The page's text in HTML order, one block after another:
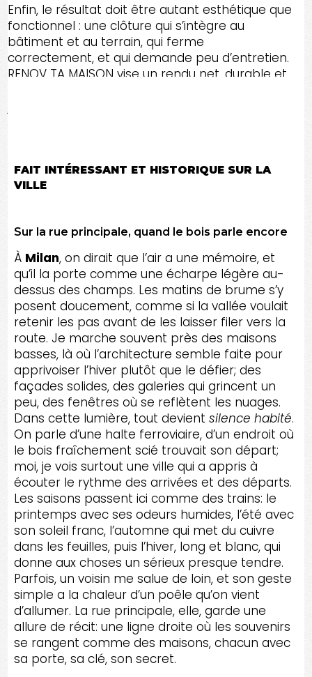
Enfin, le résultat doit être autant esthétique que
fonctionnel : une clôture qui s’intègre au
bâtiment et au terrain, qui ferme
correctement, et qui demande peu d’entretien.
RENOV TA MAISON vise un rendu net, durable et
FAIT INTÉRESSANT ET HISTORIQUE SUR LA
VILLE
Sur la rue principale, quand le bois parle encore
À Milan, on dirait que l’air a une mémoire, et
qu’il la porte comme une écharpe légère au-
dessus des champs. Les matins de brume s’y
posent doucement, comme si la vallée voulait
retenir les pas avant de les laisser filer vers la
route. Je marche souvent près des maisons
basses, là où l’architecture semble faite pour
apprivoiser l’hiver plutôt que le défier; des
façades solides, des galeries qui grincent un
peu, des fenêtres où se reflètent les nuages.
Dans cette lumière, tout devient silence habité.
On parle d’une halte ferroviaire, d’un endroit où
le bois fraîchement scié trouvait son départ;
moi, je vois surtout une ville qui a appris à
écouter le rythme des arrivées et des départs.
Les saisons passent ici comme des trains: le
printemps avec ses odeurs humides, l’été avec
son soleil franc, l’automne qui met du cuivre
dans les feuilles, puis l’hiver, long et blanc, qui
donne aux choses un sérieux presque tendre.
Parfois, un voisin me salue de loin, et son geste
simple a la chaleur d’un poêle qu’on vient
d’allumer. La rue principale, elle, garde une
allure de récit: une ligne droite où les souvenirs
se rangent comme des maisons, chacun avec
sa porte, sa clé, son secret.